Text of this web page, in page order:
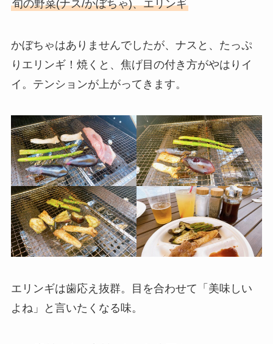
旬の野菜(ナス/かぼちゃ)、エリンギ
かぼちゃはありませんでしたが、ナスと、たっぷ
りエリンギ！焼くと、焦げ目の付き方がやはりイ
イ。テンションが上がってきます。
エリンギは歯応え抜群。目を合わせて「美味しい
よね」と言いたくなる味。